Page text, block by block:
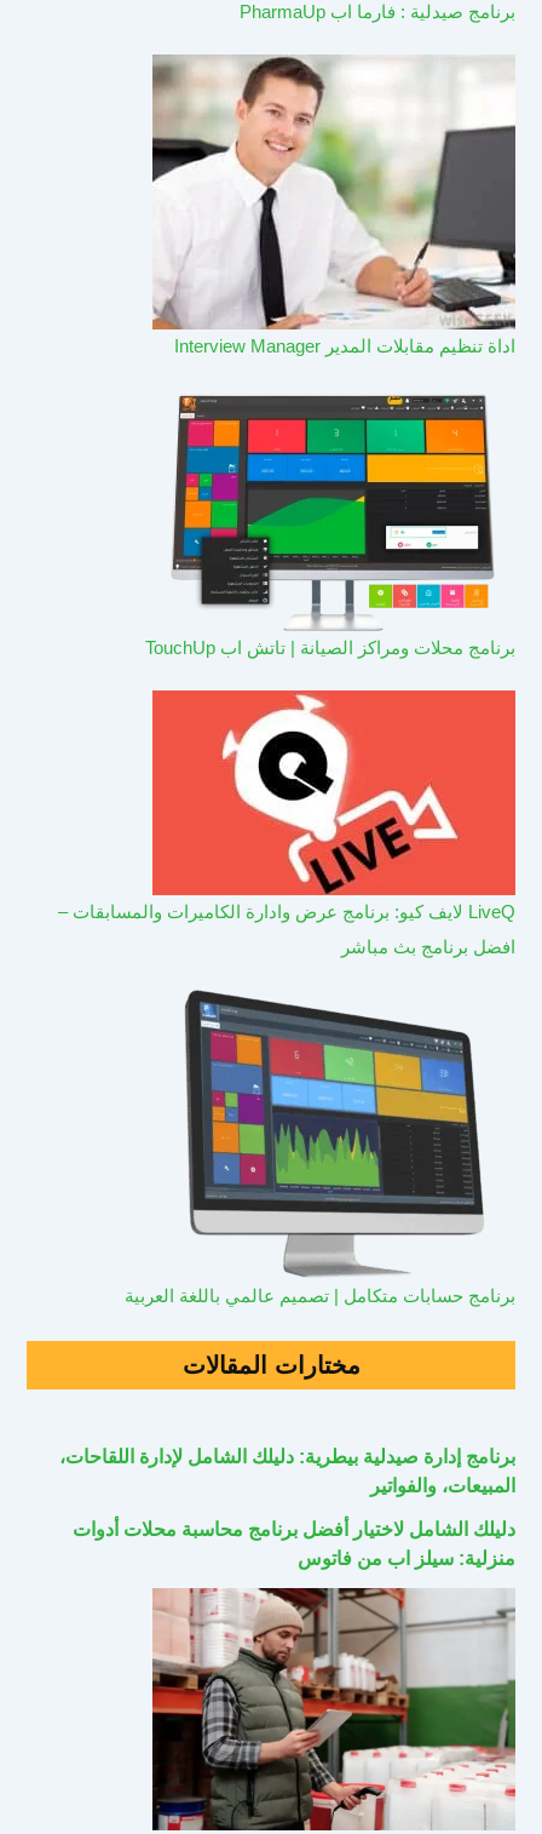
برنامج صيدلية : فارما اب PharmaUp​
اداة تنظيم مقابلات المدير Interview Manager
برنامج محلات ومراكز الصيانة | تاتش اب TouchUp
LiveQ لايف كيو: برنامج عرض وادارة الكاميرات والمسابقات –
افضل برنامج بث مباشر
برنامج حسابات متكامل | تصميم عالمي باللغة العربية
مختارات المقالات
برنامج إدارة صيدلية بيطرية: دليلك الشامل لإدارة اللقاحات،
المبيعات، والفواتير
دليلك الشامل لاختيار أفضل برنامج محاسبة محلات أدوات
منزلية: سيلز اب من فاتوس